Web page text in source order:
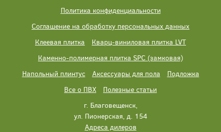
Политика конфиденциальности
Соглашение на обработку персональных данных
Клеевая плитка
Кварц-виниловая плитка LVT
Каменно-полимерная плитка SPC (замковая)
Напольный плинтус
Аксессуары для пола
Подложка
Все о ПВХ
Полезные статьи
г. Благовещенск,
ул. Пионерская, д. 154
Адреса дилеров